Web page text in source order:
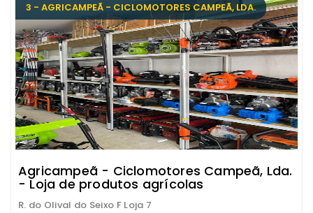
3 - AGRICAMPEÃ - CICLOMOTORES CAMPEÃ, LDA.
Agricampeã - Ciclomotores Campeã, Lda.
- Loja de produtos agrícolas
R. do Olival do Seixo F Loja 7